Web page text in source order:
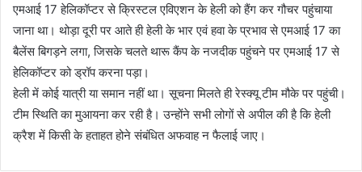
एमआई 17 हेलिकॉप्टर से क्रिस्टल एविएशन के हेली को हैंग कर गौचर पहुंचाया
जाना था। थोड़ा दूरी पर आते ही हेली के भार एवं हवा के प्रभाव से एमआई 17 का
बैलेंस बिगड़ने लगा, जिसके चलते थारू कैंप के नजदीक पहुंचने पर एमआई 17 से
हेलिकॉप्टर को ड्रॉप करना पड़ा।
हेली में कोई यात्री या समान नहीं था। सूचना मिलते ही रेस्क्यू टीम मौके पर पहुंची।
टीम स्थिति का मुआयना कर रही है। उन्होंने सभी लोगों से अपील की है कि हेली
क्रैश में किसी के हताहत होने संबंधित अफवाह न फैलाई जाए।